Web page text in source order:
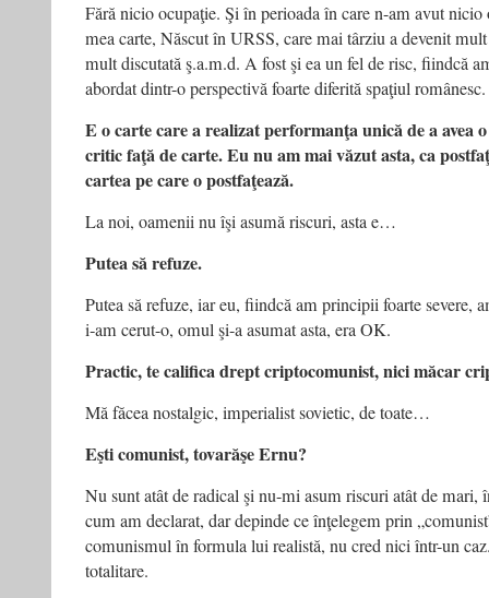
Fără nicio ocupaţie. Şi în perioada în care n-am avut
mea carte, Născut în URSS, care mai târziu a devenit
mult discutată ş.a.m.d. A fost şi ea un fel de risc, fiindcă
abordat dintr-o perspectivă foarte diferită spaţiul românesc.
E o carte care a realizat performanţa unică de a avea
critic faţă de carte. Eu nu am mai văzut asta, ca
cartea pe care o postfaţează.
La noi, oamenii nu îşi asumă riscuri, asta e…
Putea să refuze.
Putea să refuze, iar eu, fiindcă am principii foarte severe,
i‑am cerut-o, omul şi-a asumat asta, era OK.
Practic, te califica drept criptocomunist, nici măcar
Mă făcea nostalgic, imperialist sovietic, de toate…
Eşti comunist, tovarăşe Ernu?
Nu sunt atât de radical şi nu-mi asum riscuri atât de mari,
cum am declarat, dar depinde ce înţelegem prin
comunismul în formula lui realistă, nu cred nici într-un
totalitare.